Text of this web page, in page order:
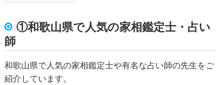
①和歌山県で人気の家相鑑定士・占い
師
和歌山県で人気の家相鑑定士や有名な占い師の先生をご
紹介しています。